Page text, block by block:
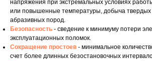
напряжения при экстремальных условиях
или повышенные температуры, добыча
абразивных пород.
Безопасность - сведение к минимуму потери
эксплуатационных поломок.
Сокращение простоев - минимальное
счет более длинных безостановочных